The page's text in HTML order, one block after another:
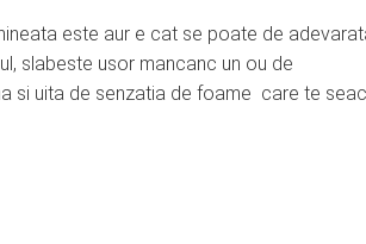
este aur e cat se poate de
slabeste usor mancanc un ou de
si uita de senzatia de foame care te